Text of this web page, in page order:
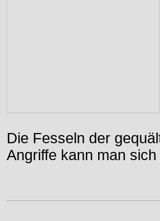
Die Fesseln der
Angriffe kann man